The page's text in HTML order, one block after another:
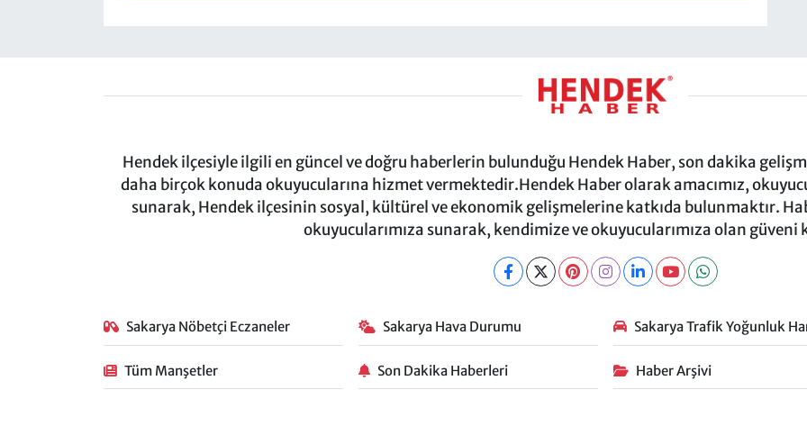
Hendek ilçesiyle ilgili en güncel ve doğru haberlerin bulunduğu Hendek Haber, son dakika
daha birçok konuda okuyucularına hizmet vermektedir.Hendek Haber olarak amacımız,
sunarak, Hendek ilçesinin sosyal, kültürel ve ekonomik gelişmelerine katkıda bulunmaktır.
okuyucularımıza sunarak, kendimize ve okuyucularımıza olan güveni
Sakarya Nöbetçi Eczaneler Sakarya Hava Durumu Sakarya Trafik Yoğunluk
Tüm Manşetler Son Dakika Haberleri Haber Arşivi